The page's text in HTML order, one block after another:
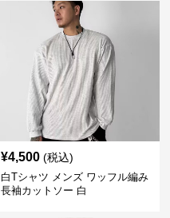
¥4,500 (税込)
白Tシャツ メンズ ワッフル編み
長袖カットソー 白